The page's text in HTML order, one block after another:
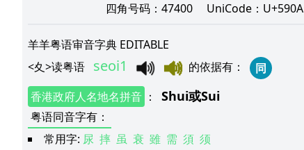
四角号码： 47400 UniCode： U+590A
羊羊粤语审音字典 EDITABLE
<夊>读粤语 seoi1 的依据有 ：
同
香港政府人名地名拼音 ： Shui或Sui
粤语同音字有 ：
常用字: 尿 摔 虽 衰 雖 需 須 须